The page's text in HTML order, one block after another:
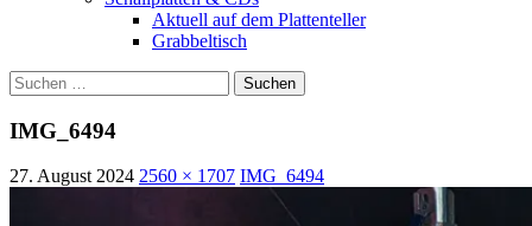
Aktuell auf dem Plattenteller
Grabbeltisch
Suchen
nach:
IMG_6494
27. August 2024 2560 × 1707 IMG_6494